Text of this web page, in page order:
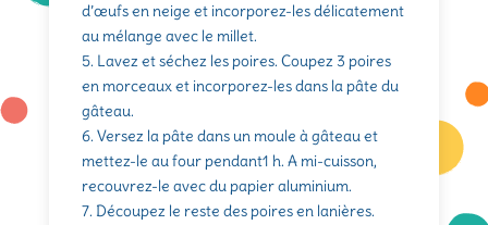
d’œufs en neige et incorporez-les délicatement
au mélange avec le millet.
5. Lavez et séchez les poires. Coupez 3 poires
en morceaux et incorporez-les dans la pâte du
gâteau.
6. Versez la pâte dans un moule à gâteau et
mettez-le au four pendant1 h. A mi-cuisson,
recouvrez-le avec du papier aluminium.
7. Découpez le reste des poires en lanières.